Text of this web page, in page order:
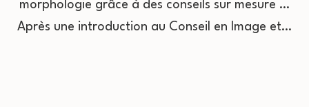
morphologie grâce à des conseils sur mesure …
Après une introduction au Conseil en Image et…